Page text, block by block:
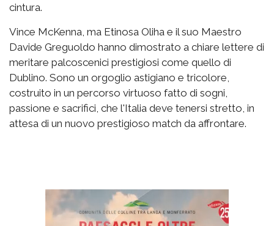
cintura.
Vince McKenna, ma Etinosa Oliha e il suo Maestro
Davide Greguoldo hanno dimostrato a chiare lettere di
meritare palcoscenici prestigiosi come quello di
Dublino. Sono un orgoglio astigiano e tricolore,
costruito in un percorso virtuoso fatto di sogni,
passione e sacrifici, che l'Italia deve tenersi stretto, in
attesa di un nuovo prestigioso match da affrontare.